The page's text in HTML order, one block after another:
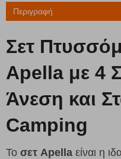
Περιγραφή
Σετ
Apella με 4
Άνεση και
Camping
Το σετ Apella είναι η